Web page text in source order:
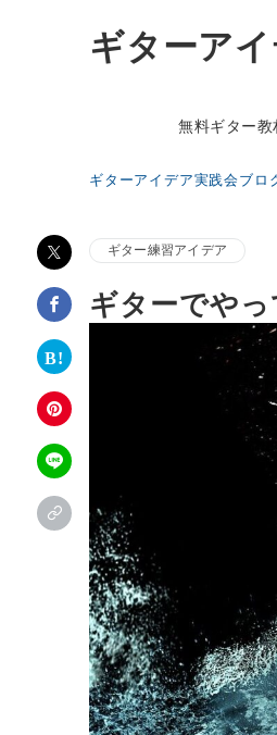
ギターア
無料ギター教
ギターアイデア実践会ブロ
ギター練習アイデア
ギターでや